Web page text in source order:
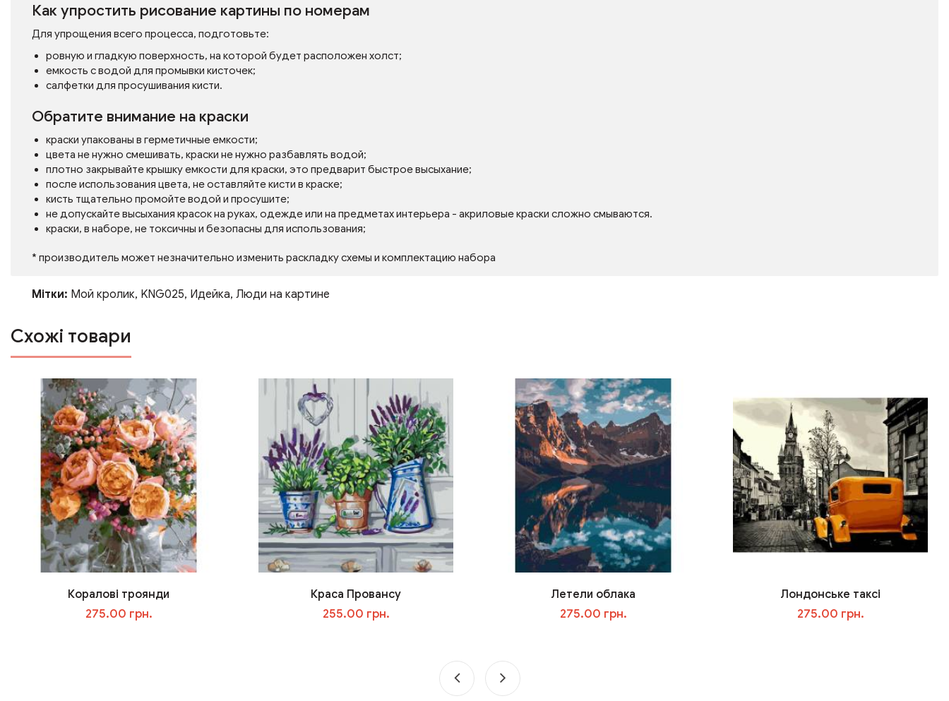
Как упростить рисование картины по номерам
Для упрощения всего процесса, подготовьте:
ровную и гладкую поверхность, на которой будет расположен холст;
емкость с водой для промывки кисточек;
салфетки для просушивания кисти.
Обратите внимание на краски
краски упакованы в герметичные емкости;
цвета не нужно смешивать, краски не нужно разбавлять водой;
плотно закрывайте крышку емкости для краски, это предварит быстрое высыхание;
после использования цвета, не оставляйте кисти в краске;
кисть тщательно промойте водой и просушите;
не допускайте высыхания красок на руках, одежде или на предметах интерьера - акриловые краски сложно смываются.
краски, в наборе, не токсичны и безопасны для использования;
* производитель может незначительно изменить раскладку схемы и комплектацию набора
Мітки: Мой кролик, KNG025, Идейка, Люди на картине
Схожі товари
Коралові троянди
275.00 грн.
Краса Провансу
255.00 грн.
Летели облака
275.00 грн.
Лондонське таксі
275.00 грн.